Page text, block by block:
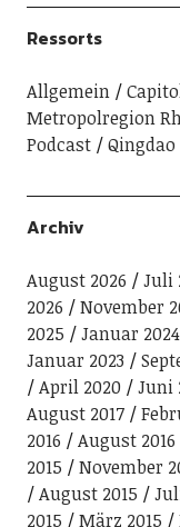
Ressorts
Allgemein
Metropolregion
Podcast
Qingdao
Archiv
August 2026 Juli
2026
November
2025
Januar 2024
Januar 2023
April 2020
Juni
August 2017
2016
August 2016
2015
November
August 2015
2015
März 2015